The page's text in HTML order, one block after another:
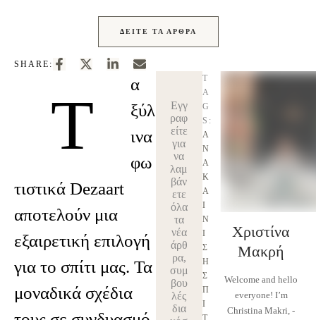
ΔΕΊΤΕ ΤΑ ΆΡΘΡΑ
SHARE:
Τ
α
ξύλ
ινα
φω
τιστικά Dezaart
αποτελούν μια
εξαιρετική επιλογή
για το σπίτι μας. Τα
μοναδικά σχέδια
Εγγ
ραφ
είτε
για
να
λαμ
βάν
ετε
όλα
τα
νέα
άρθ
ρα,
συμ
βου
λές
δια
T
A
G
S:
Α
Ν
Α
Κ
Α
Ί
Ν
Ι
Σ
Η
Σ
Π
Ί
Τ
Χριστίνα
Μακρή
Welcome and hello
everyone! I’m
Christina Makri, -